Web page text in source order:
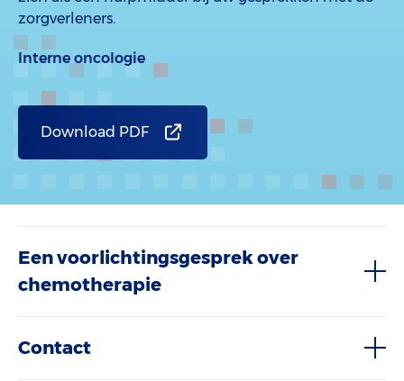
zorgverleners.
Interne oncologie
Download PDF
Een voorlichtingsgesprek over
chemotherapie
Contact